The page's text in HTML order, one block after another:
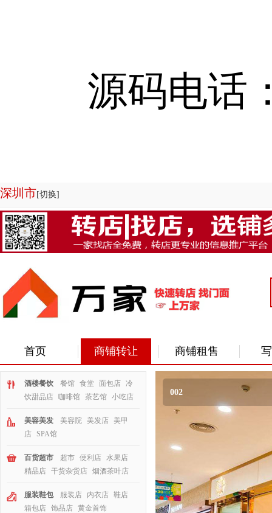
源码电话
深圳市[切换]
欢迎来到店铺转让系统-商铺管理系统|商铺出租系统源码专业为您服务，
首页 商铺转让 商铺租售
酒楼餐饮 餐馆 食堂 面包店 冷
饮甜品店 咖啡馆 茶艺馆 小吃店
美容美发 美容院 美发店
美甲
店
SPA馆
百货超市 超市 便利店 水果店
精品店 干货杂货店 烟酒茶叶店
服装鞋包 服装店 内衣店 鞋店
箱包店 饰品店 黄金首饰
002